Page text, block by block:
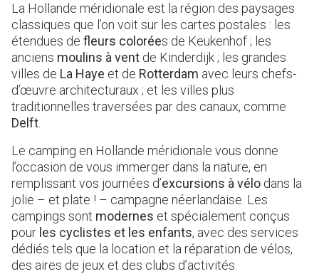
La Hollande méridionale est la région des paysages
classiques que l’on voit sur les cartes postales : les
étendues de fleurs colorées de Keukenhof ; les
anciens moulins à vent de Kinderdijk ; les grandes
villes de La Haye et de Rotterdam avec leurs chefs-
d’œuvre architecturaux ; et les villes plus
traditionnelles traversées par des canaux, comme
Delft.
Le camping en Hollande méridionale vous donne
l’occasion de vous immerger dans la nature, en
remplissant vos journées d’excursions à vélo dans la
jolie – et plate ! – campagne néerlandaise. Les
campings sont modernes et spécialement conçus
pour les cyclistes et les enfants, avec des services
dédiés tels que la location et la réparation de vélos,
des aires de jeux et des clubs d’activités.